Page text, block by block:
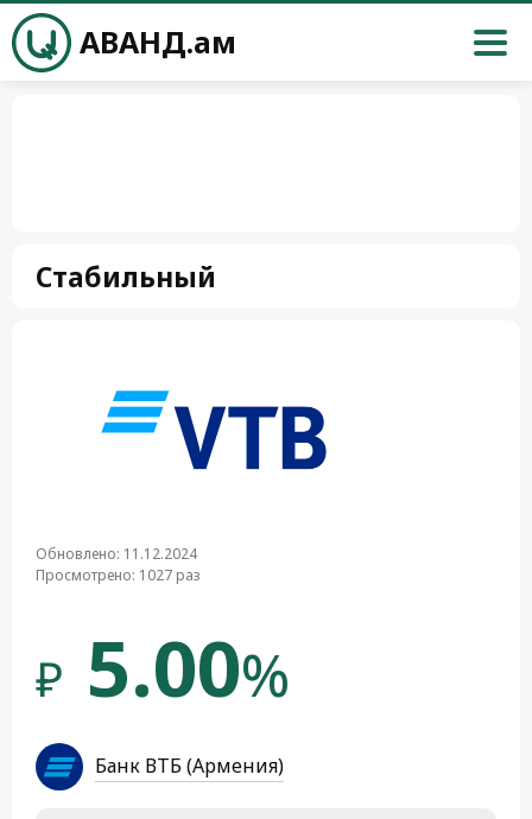
АВАНД.ам
Стабильный
Обновлено: 11.12.2024
Просмотрено: 1027 раз
₽ 5.00%
Банк ВТБ (Армения)